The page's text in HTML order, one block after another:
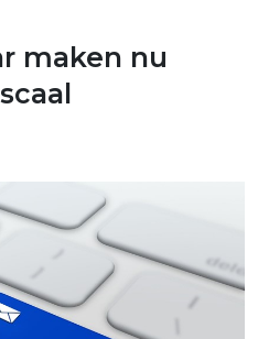
maken nu